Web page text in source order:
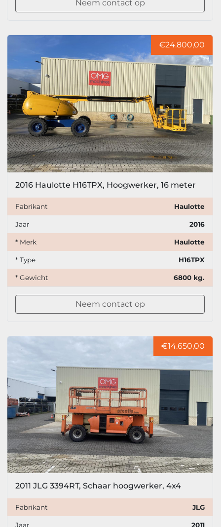
Neem contact op
€24.800,00
2016 Haulotte H16TPX, Hoogwerker, 16 meter
Fabrikant Haulotte
Jaar 2016
* Merk Haulotte
* Type H16TPX
* Gewicht 6800 kg.
Neem contact op
€14.650,00
2011 JLG 3394RT, Schaar hoogwerker, 4x4
Fabrikant JLG
Jaar 2011